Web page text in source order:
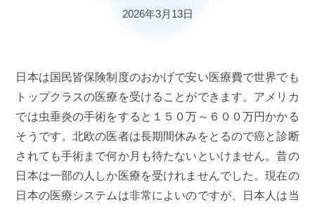
2026年3月13日
日本は国民皆保険制度のおかげで安い医療費で世界でも
トップクラスの医療を受けることができます。アメリカ
では虫垂炎の手術をすると１５０万～６００万円かかる
そうです。北欧の医者は長期間休みをとるので癌と診断
されても手術まで何か月も待たないといけません。昔の
日本は一部の人しか医療を受けれませんでした。現在の
日本の医療システムは非常によいのですが、日本人は当